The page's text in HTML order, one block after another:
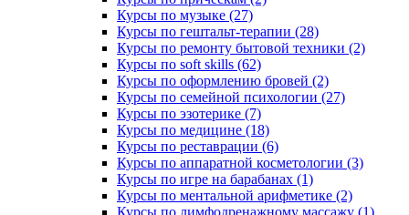
Курсы по музыке (27)
Курсы по гештальт-терапии (28)
Курсы по ремонту бытовой техники (2)
Курсы по soft skills (62)
Курсы по оформлению бровей (2)
Курсы по семейной психологии (27)
Курсы по эзотерике (7)
Курсы по медицине (18)
Курсы по реставрации (6)
Курсы по аппаратной косметологии (3)
Курсы по игре на барабанах (1)
Курсы по ментальной арифметике (2)